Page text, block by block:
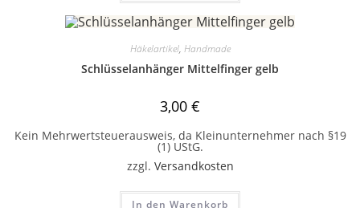
Häkelartikel, Handmade
Schlüsselanhänger Mittelfinger gelb
3,00 €
Kein Mehrwertsteuerausweis, da Kleinunternehmer nach §19
(1) UStG.
zzgl. Versandkosten
In den Warenkorb